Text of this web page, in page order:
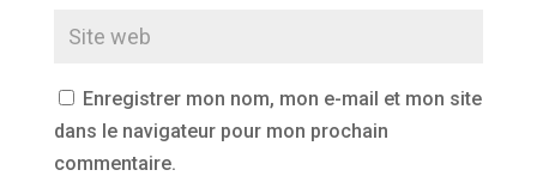
Enregistrer mon nom, mon e-mail et mon site
dans le navigateur pour mon prochain
commentaire.